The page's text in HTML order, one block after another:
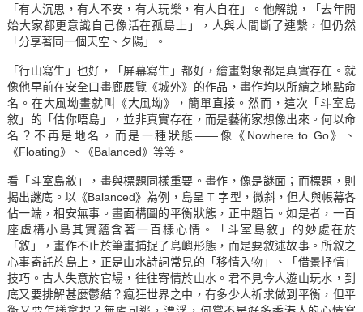
「有人沉思，有人不安，有人玩樂，有人自在」。他解說，「去年開
始大家都更意識自己像活在孤島上」，人與人間斷了連繫，但仍然
「分享著同一個天空、夕陽」。
「行山寫生」也好，「屏幕寫生」都好，繪畫對象都是真實存在。就
像他早前在安全口畫廊展覽《城外》的作品，畫作均以所繪之地點命
名。在大風坳畫就叫《大風坳》，簡單直接。然而，這次「斗室島
敘」的「估你唔島」，並非真實存在，而是藝術家想像出來。何以命
名？不再是地名，而是一種狀態——像《Nowhere to Go》、
《Floating》、《Balanced》等等。
看「斗室島敘」，畫與標題同樣重要。畫作，像是謎面；而標題，則
揭出謎底。以《Balanced》為例，島呈 T 字型，微斜，但人與帳幕各
佔一端，相安無事。畫面構圖的平衡狀態，正中題旨。如是者，一百
座虛構小島其實蘊含著一百樣心情。「斗室島敘」的妙處在於
「敘」，畫作不止於筆畫捕捉了島嶼形態，而是要敘述故事。所敘之
心事寄託於島上，正是山水詩詞常見的「移情入物」、「借景抒情」
技巧。古人失意於官場，往往寄情於山水。君不見今人遊山玩水，到
底又要排解甚麼鬱結？瘋狂世界之中，有多少人祈求做到平衡，但平